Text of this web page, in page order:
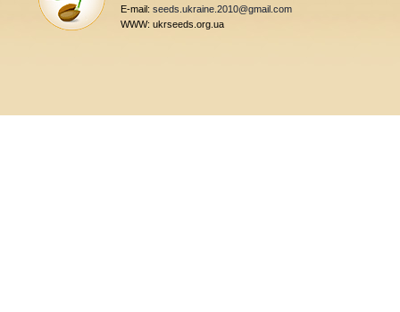
E-mail: seeds.ukraine.2010@gmail.com
WWW: ukrseeds.org.ua